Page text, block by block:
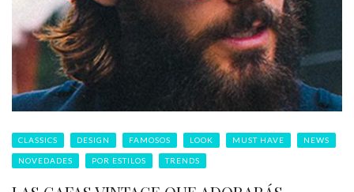
CLASSICS DESIGN FAMOSOS LOOK MUST HAVE NEWS
NOVEDADES POR ESTILOS TRENDS